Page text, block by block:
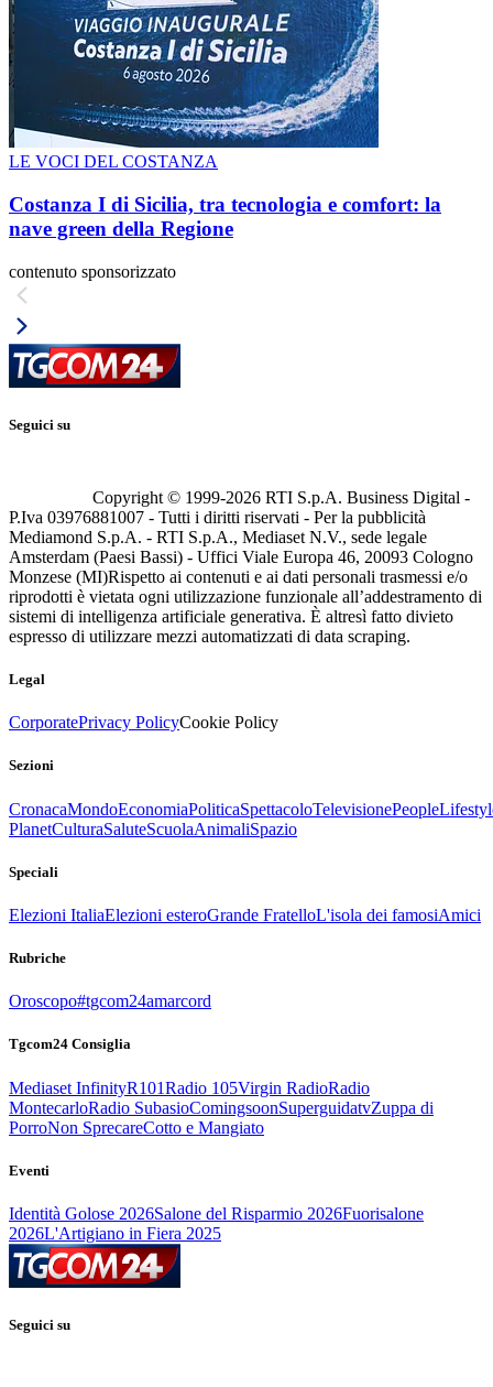
LE VOCI DEL COSTANZA
Costanza I di Sicilia, tra tecnologia e comfort: la
nave green della Regione
contenuto sponsorizzato
Seguici su
Copyright © 1999-2026 RTI S.p.A. Business Digital -
P.Iva 03976881007 - Tutti i diritti riservati - Per la pubblicità
Mediamond S.p.A. - RTI S.p.A., Mediaset N.V., sede legale
Amsterdam (Paesi Bassi) - Uffici Viale Europa 46, 20093 Cologno
Monzese (MI)Rispetto ai contenuti e ai dati personali trasmessi e/o
riprodotti è vietata ogni utilizzazione funzionale all’addestramento di
sistemi di intelligenza artificiale generativa. È altresì fatto divieto
espresso di utilizzare mezzi automatizzati di data scraping.
Legal
CorporatePrivacy PolicyCookie Policy
Sezioni
CronacaMondoEconomiaPoliticaSpettacoloTelevisionePeople
PlanetCulturaSaluteScuolaAnimaliSpazio
Speciali
Elezioni ItaliaElezioni esteroGrande FratelloL'isola dei famosiAmici
Rubriche
Oroscopo#tgcom24amarcord
Tgcom24 Consiglia
Mediaset InfinityR101Radio 105Virgin RadioRadio
MontecarloRadio SubasioComingsoonSuperguidatvZuppa di
PorroNon SprecareCotto e Mangiato
Eventi
Identità Golose 2026Salone del Risparmio 2026Fuorisalone
2026L'Artigiano in Fiera 2025
Seguici su